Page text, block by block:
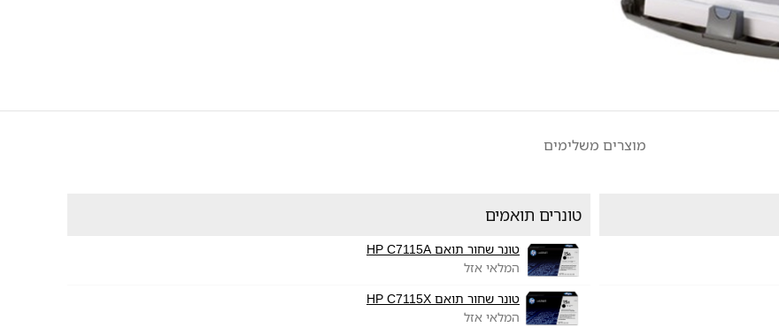
מוצרים משלימים
טונרים תואמים
טונר שחור תואם HP C7115A
המלאי אזל
טונר שחור תואם HP C7115X
המלאי אזל